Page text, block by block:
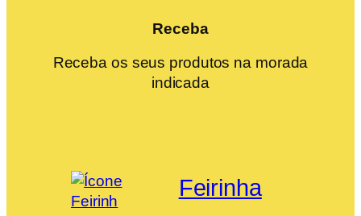
Receba
Receba os seus produtos na morada
indicada
Feirinha